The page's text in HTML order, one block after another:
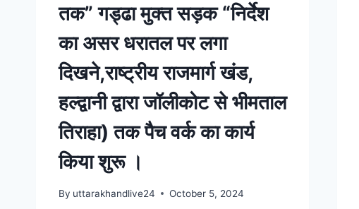
तक” गड्ढा मुक्त सड़क “निर्देश
का असर धरातल पर लगा
दिखने,राष्ट्रीय राजमार्ग खंड,
हल्द्वानी द्वारा जॉलीकोट से भीमताल
तिराहा) तक पैच वर्क का कार्य
किया शुरू ।
By uttarakhandlive24 October 5, 2024